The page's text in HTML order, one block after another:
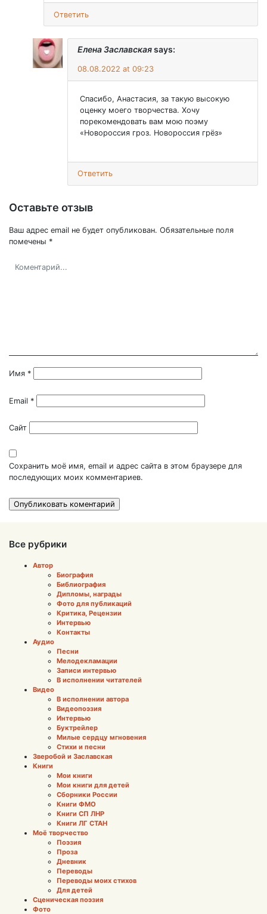
Ответить
Елена Заславскаяsays:
08.08.2022 at 09:23
Спасибо, Анастасия, за такую высокую
оценку моего творчества. Хочу
порекомендовать вам мою поэму
«Новороссия гроз. Новороссия грёз»
Ответить
Оставьте отзыв
Ваш адрес email не будет опубликован. Обязательные поля
помечены *
Имя *
Email *
Сайт
Сохранить моё имя, email и адрес сайта в этом браузере для
последующих моих комментариев.
Все рубрики
Автор
Биография
Библиография
Дипломы, награды
Фото для публикаций
Критика, Рецензии
Интервью
Контакты
Аудио
Песни
Мелодекламации
Записи интервью
В исполнении читателей
Видео
В исполнении автора
Видеопоэзия
Интервью
Буктрейлер
Милые сердцу мгновения
Стихи и песни
Зверобой и Заславская
Книги
Мои книги
Мои книги для детей
Сборники России
Книги ФМО
Книги СП ЛНР
Книги ЛГ СТАН
Моё творчество
Поэзия
Проза
Дневник
Переводы
Переводы моих стихов
Для детей
Сценическая поэзия
Фото